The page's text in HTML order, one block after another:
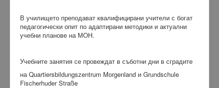
В училището преподават квалифицирани учители с богат
педагогически опит по адаптирани методики и актуални
учебни планове на МОН.
Учебните занятия се провеждат в съботни дни в сградите
наQuartiersbildungszentrum Morgenland и Grundschule
Fischerhuder Straße